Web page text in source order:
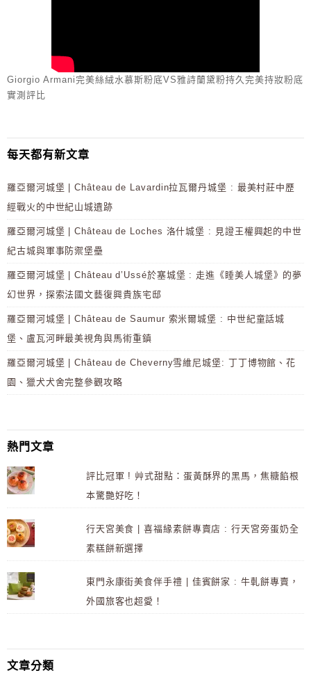
Giorgio Armani完美絲絨水慕斯粉底VS雅詩蘭黛粉持久完美持妝粉底
實測評比
每天都有新文章
羅亞爾河城堡 | Château de Lavardin拉瓦爾丹城堡 : 最美村莊中歷
經戰火的中世紀山城遺跡
羅亞爾河城堡 | Château de Loches 洛什城堡 : 見證王權興起的中世
紀古城與軍事防禦堡壘
羅亞爾河城堡 | Château d’Ussé於塞城堡 : 走進《睡美人城堡》的夢
幻世界，探索法國文藝復興貴族宅邸
羅亞爾河城堡 | Château de Saumur 索米爾城堡 : 中世紀童話城
堡、盧瓦河畔最美視角與馬術重鎮
羅亞爾河城堡 | Château de Cheverny雪維尼城堡: 丁丁博物館、花
園、獵犬犬舍完整參觀攻略
熱門文章
評比冠軍 ! 艸式甜點：蛋黃酥界的黑馬，焦糖餡根
本驚艷好吃！
行天宮美食 | 喜福緣素餅專賣店 : 行天宮旁蛋奶全
素糕餅新選擇
東門永康街美食伴手禮 | 佳賓餅家 : 牛軋餅專賣，
外國旅客也超愛！
文章分類